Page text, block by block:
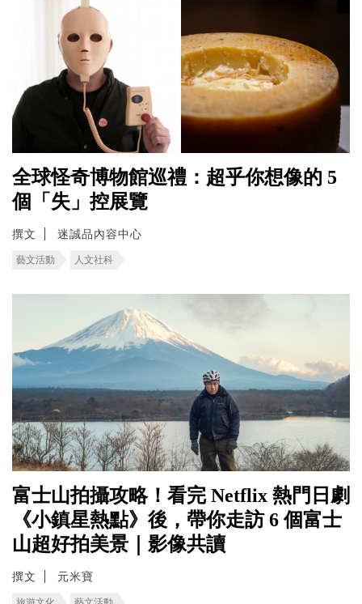
全球怪奇博物館巡禮：超乎你想像的 5
個「失」控展覽
撰文 迷誠品內容中心
藝文活動 人文社科
富士山拍攝攻略！看完 Netflix 熱門日劇
《小鎮星熱點》後，帶你走訪 6 個富士
山超好拍美景｜影像共讀
撰文 元米寶